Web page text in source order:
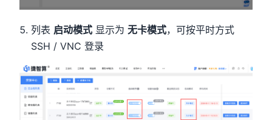
列表 启动模式 显示为无卡模式，可按平时方式
SSH / VNC 登录